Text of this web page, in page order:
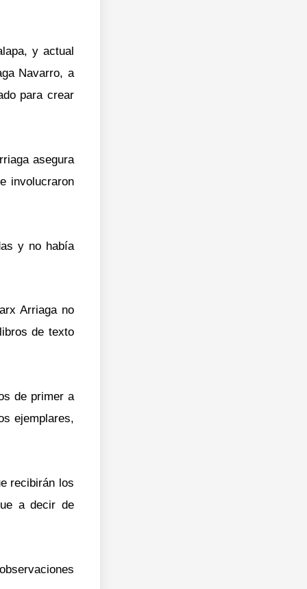
y actual
Navarro, a
para crear
asegura
involucraron
y no había
Arriaga no
de texto
de primer a
ejemplares,
recibirán los
a decir de